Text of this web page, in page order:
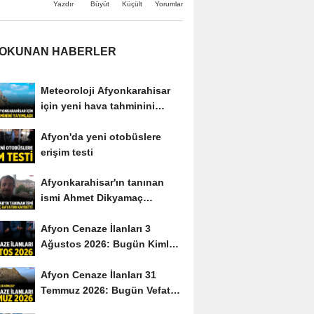
Yazdır Büyüt Küçült Yorumlar
HABERLER
Meteoroloji Afyonkarahisar
için yeni hava tahminini
Afyon'da yeni otobüslere
erişim testi
Afyonkarahisar'ın tanınan
ismi Ahmet Dikyamaç
Afyon Cenaze İlanları 3
Ağustos 2026: Bugün Kimler
Afyon Cenaze İlanları 31
Temmuz 2026: Bugün Vefat